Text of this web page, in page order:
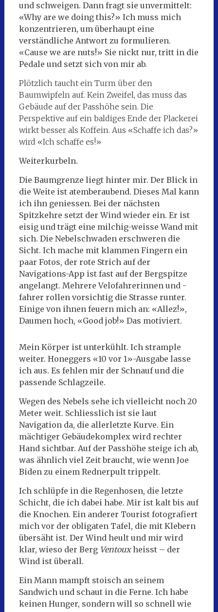
und schweigen. Dann fragt sie unvermittelt:
«Why are we doing this?» Ich muss mich
konzentrieren, um überhaupt eine
verständliche Antwort zu formulieren.
«Cause we are nuts!» Sie nickt nur, tritt in die
Pedale und setzt sich von mir ab.
Plötzlich taucht ein Turm über den
Baumwipfeln auf. Kein Zweifel, das muss das
Gebäude auf der Passhöhe sein. Die
Perspektive auf ein baldiges Ende der Plackerei
wirkt besser als Koffein. Aus «Schaffe ich das?»
wird «Ich schaffe es!»
Weiterkurbeln.
Die Baumgrenze liegt hinter mir. Der Blick in
die Weite ist atemberaubend. Dieses Mal kann
ich ihn geniessen. Bei der nächsten
Spitzkehre setzt der Wind wieder ein. Er ist
eisig und trägt eine milchig-weisse Wand mit
sich. Die Nebelschwaden erschweren die
Sicht. Ich mache mit klammen Fingern ein
paar Fotos, der rote Strich auf der
Navigations-App ist fast auf der Bergspitze
angelangt. Mehrere Velofahrerinnen und -
fahrer rollen vorsichtig die Strasse runter.
Einige von ihnen feuern mich an: «Allez!»,
Daumen hoch, «Good job!» Das motiviert.
Mein Körper ist unterkühlt. Ich strample
weiter. Honeggers «10 vor 1»-Ausgabe lasse
ich aus. Es fehlen mir der Schnauf und die
passende Schlagzeile.
Wegen des Nebels sehe ich vielleicht noch 20
Meter weit. Schliesslich ist sie laut
Navigation da, die allerletzte Kurve. Ein
mächtiger Gebäudekomplex wird rechter
Hand sichtbar. Auf der Passhöhe steige ich ab,
was ähnlich viel Zeit braucht, wie wenn Joe
Biden zu einem Rednerpult trippelt.
Ich schlüpfe in die Regenhosen, die letzte
Schicht, die ich dabei habe. Mir ist kalt bis auf
die Knochen. Ein anderer Tourist fotografiert
mich vor der obligaten Tafel, die mit Klebern
übersäht ist. Der Wind heult und mir wird
klar, wieso der Berg Ventouxheisst – der
Wind ist überall.
Ein Mann mampft stoisch an seinem
Sandwich und schaut in die Ferne. Ich habe
keinen Hunger, sondern will so schnell wie